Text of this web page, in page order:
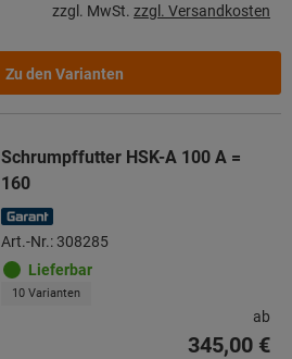
zzgl. MwSt. zzgl. Versandkosten
Zu den Varianten
Schrumpffutter HSK-A 100 A =
160
Art.-Nr.: 308285
Lieferbar
10 Varianten
ab
345,00 €